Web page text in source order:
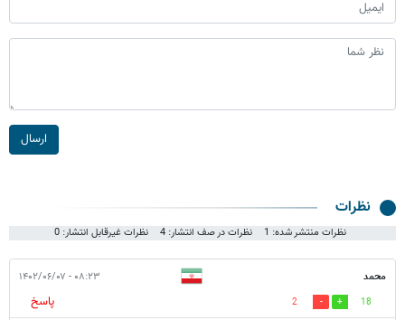
ارسال
نظرات
نظرات منتشر شده: 1 نظرات در صف انتشار: 4 نظرات غیرقابل انتشار: 0
محمد ۰۸:۲۳ - ۱۴۰۲/۰۶/۰۷
18
2
پاسخ